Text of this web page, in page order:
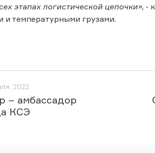
этапах логистической цепочки», -
температурными грузами.
2022
– амбассадор
КСЭ